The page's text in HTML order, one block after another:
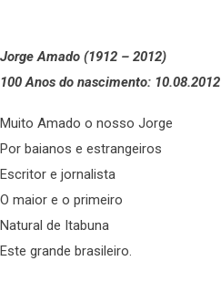
Jorge Amado (1912 – 2012)
100 Anos do nascimento: 10.08.2012
Muito Amado o nosso Jorge
Por baianos e estrangeiros
Escritor e jornalista
O maior e o primeiro
Natural de Itabuna
Este grande brasileiro.